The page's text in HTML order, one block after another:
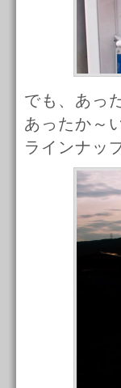
でも、あっ
あったか～
ラインナッ